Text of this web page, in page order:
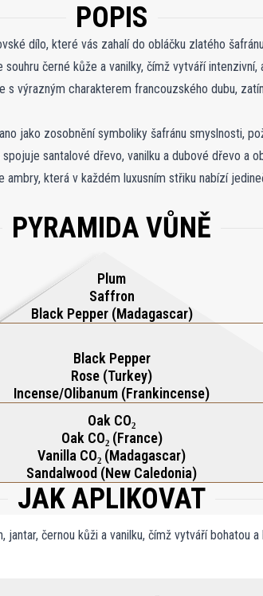
POPIS
dílo, které vás zahalí do obláčku zlatého
černé kůže a vanilky, čímž vytváří
s výrazným charakterem francouzského dubu,
smyslnosti, požitku a okázalosti umocněné zlatistým
santalové dřevo, vanilku a dubové dřevo a
která v každém luxusním střiku nabízí
PYRAMIDA VŮNĚ
Plum
Saffron
Black Pepper (Madagascar)
Black Pepper
Rose (Turkey)
Incense/Olibanum (Frankincense)
Oak CO₂
Oak CO₂ (France)
Vanilla CO₂ (Madagascar)
Sandalwood (New Caledonia)
JAK APLIKOVAT
černou kůži a vanilku, čímž vytváří bohatou